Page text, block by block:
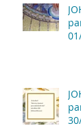
JOHN
JOHN